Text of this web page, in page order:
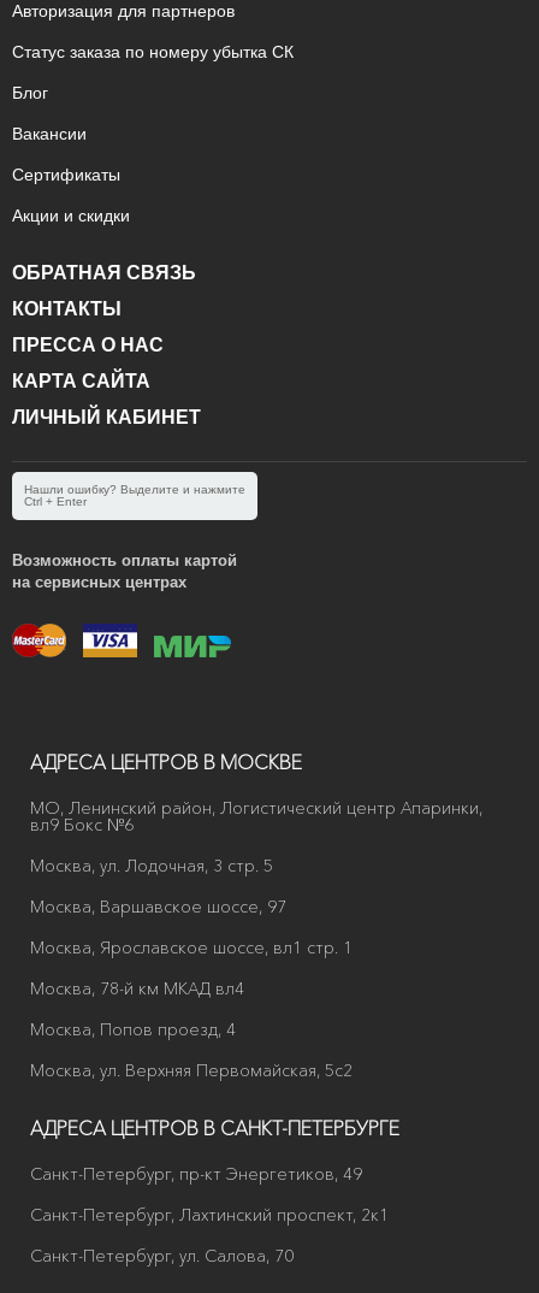
Авторизация для партнеров
Статус заказа по номеру убытка СК
Блог
Вакансии
Сертификаты
Акции и скидки
ОБРАТНАЯ СВЯЗЬ
КОНТАКТЫ
ПРЕССА О НАС
КАРТА САЙТА
ЛИЧНЫЙ КАБИНЕТ
Нашли ошибку? Выделите и нажмите
Ctrl + Enter
Возможность оплаты картой
на сервисных центрах
АДРЕСА ЦЕНТРОВ В МОСКВЕ
МО, Ленинский район, Логистический центр Апаринки,
вл9 Бокс №6
Москва, ул. Лодочная, 3 стр. 5
Москва, Варшавское шоссе, 97
Москва, Ярославское шоссе, вл1 стр. 1
Москва, 78-й км МКАД вл4
Москва, Попов проезд, 4
Москва, ул. Верхняя Первомайская, 5с2
АДРЕСА ЦЕНТРОВ В САНКТ-ПЕТЕРБУРГЕ
Санкт-Петербург, пр-кт Энергетиков, 49
Санкт-Петербург, Лахтинский проспект, 2к1
Санкт-Петербург, ул. Салова, 70